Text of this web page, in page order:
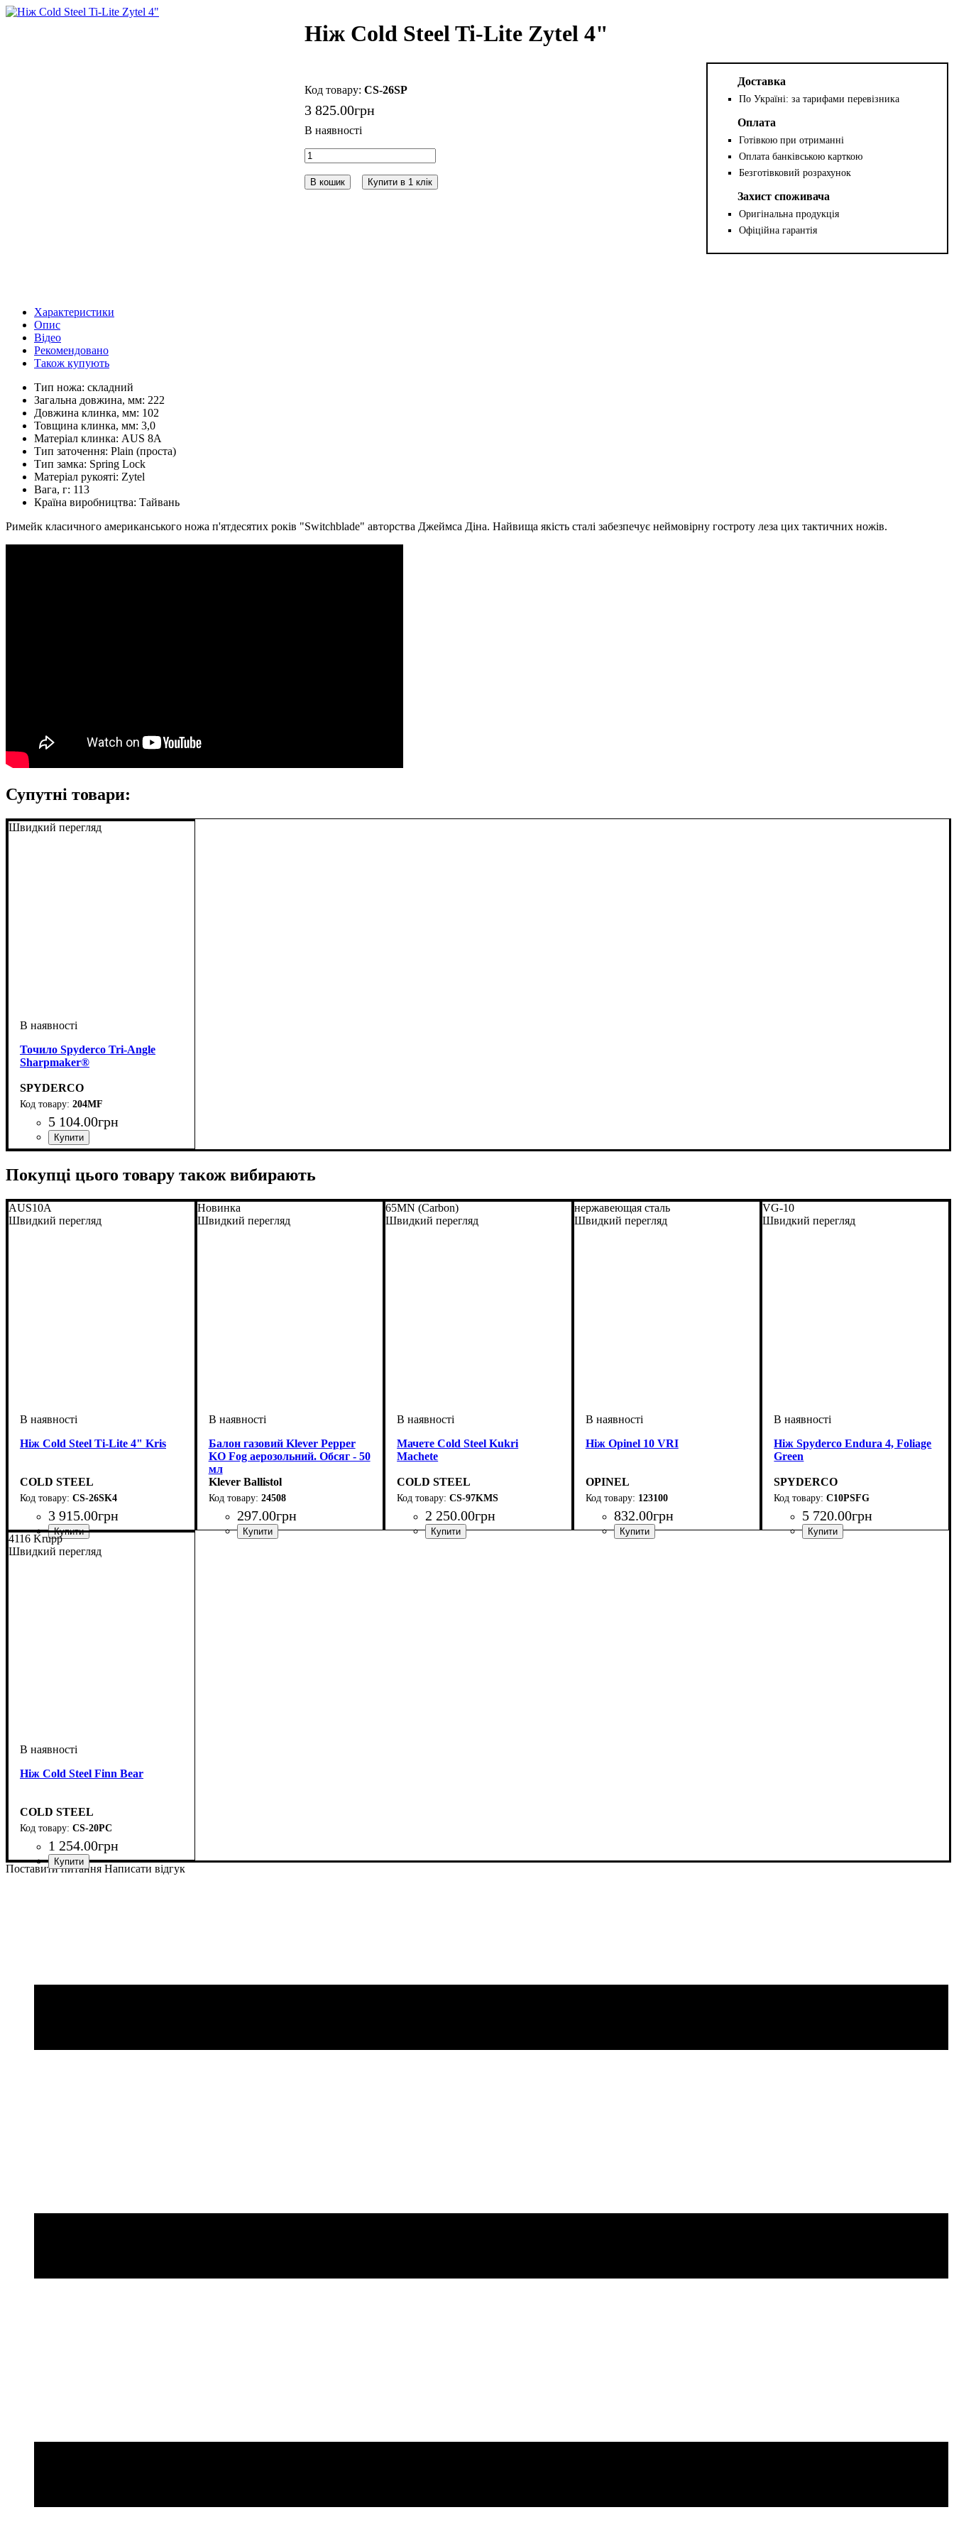
Ніж Cold Steel Ti-Lite Zytel 4"
CS-26SP
3 825.00грн
В кошик Купити в 1 клік
Доставка
По Україні: за тарифами перевізника
Оплата
Готівкою при отриманні
Оплата банківською карткою
Безготівковий розрахунок
Захист споживача
Оригінальна продукція
Офіційна гарантія
Характеристики
Опис
Відео
Рекомендовано
Також купують
Тип ножа: складний
Загальна довжина, мм: 222
Довжина клинка, мм: 102
Товщина клинка, мм: 3,0
Матеріал клинка: AUS 8A
Тип заточення: Plain (проста)
Тип замка: Spring Lock
Матеріал рукояті: Zytel
Вага, г: 113
Країна виробництва: Тайвань
Римейк класичного американського ножа п'ятдесятих років "Switchblade" авторства Джеймса Діна. Найвища якість сталі забезпечує неймовірну гостроту леза цих тактичних ножів.
Супутні товари:
Швидкий перегляд
Точило Spyderco Tri-Angle
Sharpmaker®
SPYDERCO
204MF
5 104.00грн
Покупці цього товару також вибирають
AUS10A
Швидкий перегляд
Ніж Cold Steel Ti-Lite 4" Kris
COLD STEEL
CS-26SK4
3 915.00грн
Новинка
Швидкий перегляд
Балон газовий Klever Pepper
KO Fog аерозольний. Обсяг - 50
мл
Klever Ballistol
24508
297.00грн
65MN (Carbon)
Швидкий перегляд
Мачете Cold Steel Kukri
Machete
COLD STEEL
CS-97KMS
2 250.00грн
нержавеющая сталь
Швидкий перегляд
Ніж Opinel 10 VRI
OPINEL
123100
832.00грн
VG-10
Швидкий перегляд
Ніж Spyderco Endura 4, Foliage
Green
SPYDERCO
C10PSFG
5 720.00грн
4116 Krupp
Швидкий перегляд
Ніж Cold Steel Finn Bear
COLD STEEL
CS-20PC
1 254.00грн
Поставити питання Написати відгук